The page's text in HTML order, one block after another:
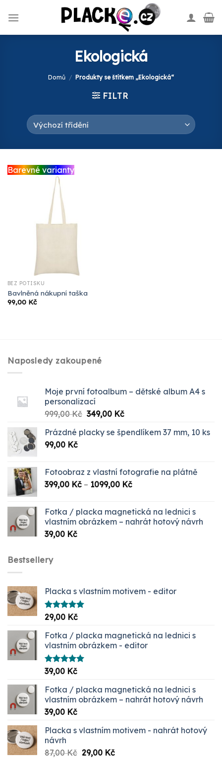
Ekologická
Domů / Produkty se štítkem „Ekologická“
FILTR
Barevné varianty
BEZ POTISKU
Bavlněná nákupní taška
99,00 Kč
Naposledy zakoupené
Moje první fotoalbum – dětské album A4 s
personalizací
999,00Kč Původní
byla:
349,00 KčAktuální
je:
Prázdné placky se špendlíkem 37 mm, 10 ks
99,00 Kč
Fotoobraz z vlastní fotografie na plátně
399,00 Kč – 1099,00 KčRozpětí
až
1099,00 Kč
Fotka / placka magnetická na lednici s
vlastním obrázkem – nahrát hotový návrh
39,00 Kč
Bestsellery
Placka s vlastním motivem - editor
Hodnocení
5.00
29,00 Kč
Fotka / placka magnetická na lednici s
vlastním obrázkem - editor
Hodnocení
5.00
39,00 Kč
Fotka / placka magnetická na lednici s
vlastním obrázkem – nahrát hotový návrh
39,00 Kč
Placka s vlastním motivem - nahrát hotový
návrh
87,00Kč Původní
29,00 KčAktuální